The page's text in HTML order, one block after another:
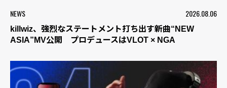
NEWS 2026.08.06
killwiz、強烈なステートメント打ち出す新曲“NEW
ASIA”MV公開 プロデュースはVLOT × NGA